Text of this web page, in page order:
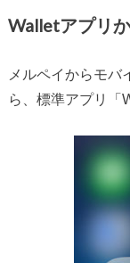
Walletアプリ
メルペイからモバ
ら、標準アプリ「